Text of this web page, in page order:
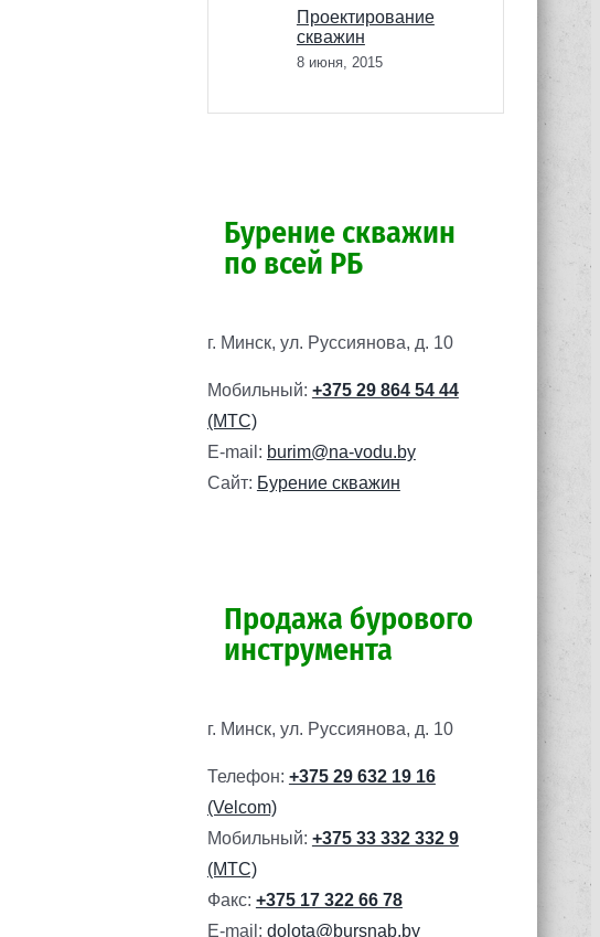
Проектирование
скважин
8 июня, 2015
Бурение скважин
по всей РБ
г. Минск, ул. Руссиянова, д. 10
Мобильный: +375 29 864 54 44
(МТС)
E-mail: burim@na-vodu.by
Сайт: Бурение скважин
Продажа бурового
инструмента
г. Минск, ул. Руссиянова, д. 10
Телефон: +375 29 632 19 16
(Velcom)
Мобильный: +375 33 332 332 9
(МТС)
Факс: +375 17 322 66 78
E-mail: dolota@bursnab.by